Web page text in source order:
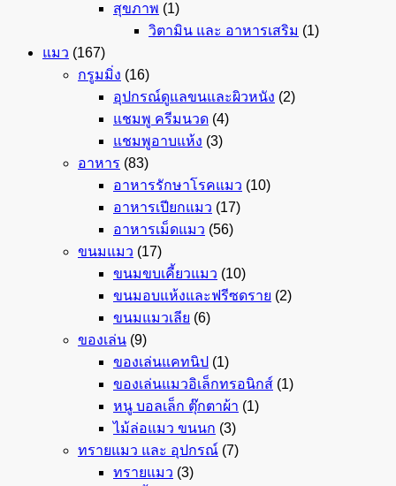
สุขภาพ (1)
วิตามิน และ อาหารเสริม (1)
แมว (167)
กรูมมิ่ง (16)
อุปกรณ์ดูแลขนและผิวหนัง (2)
แชมพู ครีมนวด (4)
แชมพูอาบแห้ง (3)
อาหาร (83)
อาหารรักษาโรคแมว (10)
อาหารเปียกแมว (17)
อาหารเม็ดแมว (56)
ขนมแมว (17)
ขนมขบเคี้ยวแมว (10)
ขนมอบแห้งและฟรีซดราย (2)
ขนมแมวเลีย (6)
ของเล่น (9)
ของเล่นแคทนิป (1)
ของเล่นแมวอิเล็กทรอนิกส์ (1)
หนู บอลเล็ก ตุ๊กตาผ้า (1)
ไม้ล่อแมว ขนนก (3)
ทรายแมว และ อุปกรณ์ (7)
ทรายแมว (3)